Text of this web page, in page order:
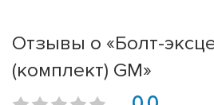
Отзывы о «Болт-
(комплект) GM»